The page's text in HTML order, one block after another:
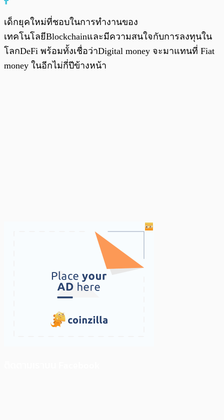
เด็กยุคใหม่ที่ชอบในการทำงานของ
เทคโนโลยีBlockchainและมีความสนใจกับการลงทุนใน
โลกDeFi พร้อมทั้งเชื่อว่าDigital money จะมาแทนที่ Fiat
money ในอีกไม่กี่ปีข้างหน้า